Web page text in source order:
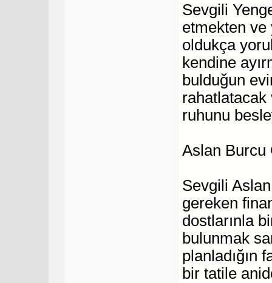
Sevgili
etmekten ve
oldukça
kendine
bulduğun
ruhunu
Aslan Burcu
Sevgili
gereken
dostlarınla
bulunmak
planladığın
bir tatile